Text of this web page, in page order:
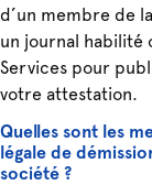
d’un membre de
un journal habilité
Services pour
votre attestation.
Quelles sont les
légale de
société ?